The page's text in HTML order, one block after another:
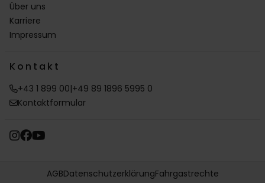
Über uns
Karriere
Impressum
Kontakt
+43 1 899 00|+49 89 1896 5995 0
Kontaktformular
AGBDatenschutzerklärungFahrgastrechte